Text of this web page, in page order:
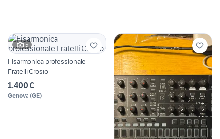
5
Fisarmonica professionale
Fratelli Crosio
1.400 €
Genova (GE)